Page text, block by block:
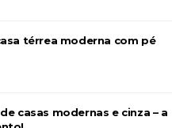
térrea moderna com pé
casas modernas e cinza – a